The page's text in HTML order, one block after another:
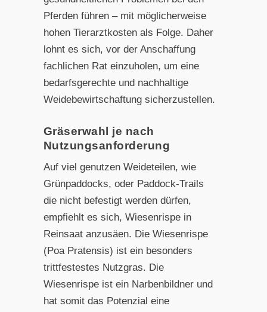
Pferden führen – mit möglicherweise
hohen Tierarztkosten als Folge. Daher
lohnt es sich, vor der Anschaffung
fachlichen Rat einzuholen, um eine
bedarfsgerechte und nachhaltige
Weidebewirtschaftung sicherzustellen.
Gräserwahl je nach
Nutzungsanforderung
Auf viel genutzen Weideteilen, wie
Grünpaddocks, oder Paddock-Trails
die nicht befestigt werden dürfen,
empfiehlt es sich, Wiesenrispe in
Reinsaat anzusäen. Die Wiesenrispe
(Poa Pratensis) ist ein besonders
trittfestestes Nutzgras. Die
Wiesenrispe ist ein Narbenbildner und
hat somit das Potenzial eine